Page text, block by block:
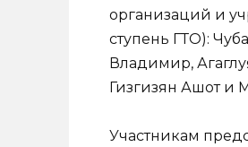
организаций и
ступень ГТО):
Владимир,
Гизгизян Ашот и
Участникам